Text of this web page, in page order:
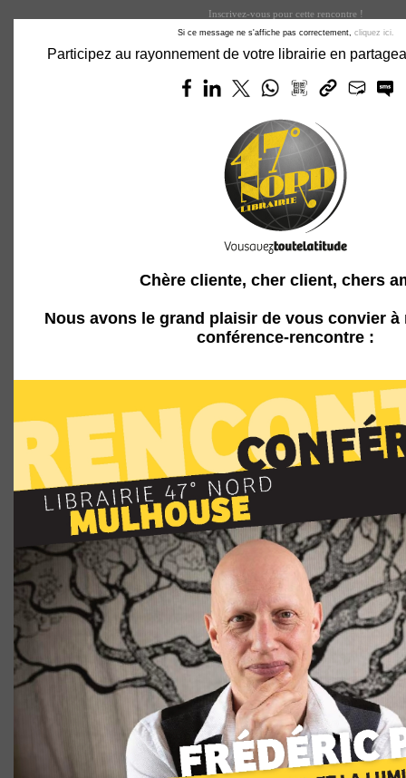
Inscrivez-vous pour cette rencontre !
Si ce message ne s'affiche pas correctement, cliquez ici.
Participez au rayonnement de votre librairie en
Chère cliente, cher client, chers
Nous avons le grand plaisir de vous convier à
conférence-rencontre :